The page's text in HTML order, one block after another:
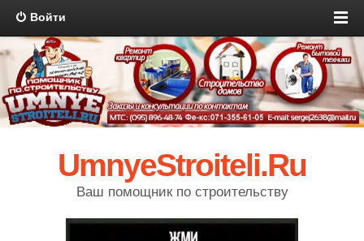
Войти
UmnyeStroiteli.Ru
Ваш помощник по строительству